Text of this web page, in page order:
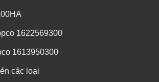
1622569300
1613950300
các loại